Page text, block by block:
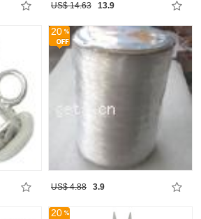
US$ 14.63 13.9
20
US$ 4.88 3.9
20